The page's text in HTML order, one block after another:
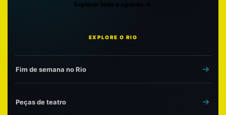
Explorar toda a agenda
EXPLORE O RIO
Fim de semana no Rio
Peças de teatro